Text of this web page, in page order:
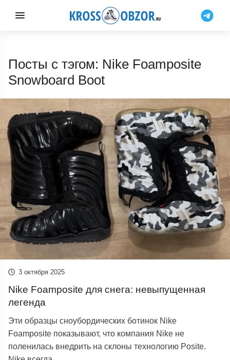
Посты с тэгом: Nike Foamposite
Snowboard Boot
3 октября 2025
Nike Foamposite для снега: невыпущенная
легенда
Эти образцы сноубордических ботинок Nike
Foamposite показывают, что компания Nike не
поленилась внедрить на склоны технологию Posite.